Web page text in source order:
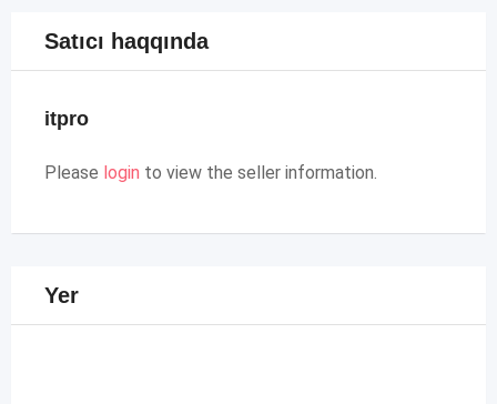
Satıcı haqqında
itpro
Please login to view the seller information.
Yer